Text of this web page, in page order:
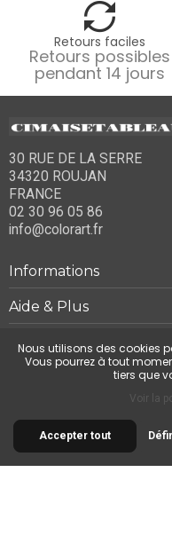
Retours faciles
Retours possibles
pendant 14 jours
30 RUE DE LA SERRE
34320 ROUJAN
FRANCE
02 30 96 05 86
info@colorart.fr
Informations
Aide & Plus
Notre société
Contactez-nous
© 2026 Cimaise
Nous utilisons des cookies
Vous pourrez à tout
tiers que
Voir la
Accepter tout